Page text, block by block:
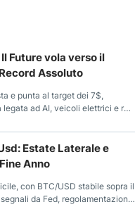
Future vola verso il
Assoluto
e punta al target dei 7$,
ad AI, veicoli elettrici e reti
2028.
Estate Laterale e
Anno
con BTC/USD stabile sopra il
da Fed, regolamentazione